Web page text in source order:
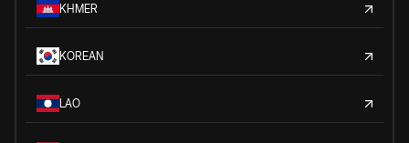
KHMER
KOREAN
LAO